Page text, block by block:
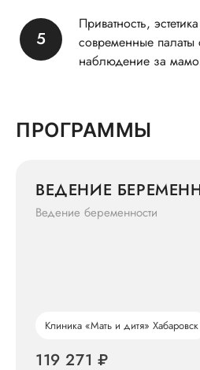
Приватность,
современные
наблюдение за
ПРОГРАММЫ
ВЕДЕНИЕ
Ведение беременности
Клиника «Мать и дитя» Хабаровск
119 271 ₽